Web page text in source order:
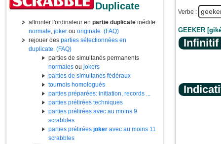
Duplicate
affronter l'ordinateur en partie duplicate inédite
normale, joker ou originale (FAQ)
rejouer des parties sélectionnées en
duplicate (FAQ)
parties de simultanés permanents
normales ou jokers
parties de simultanés fédéraux
tournois homologués
parties préparées: initiation, records ...
parties prétirées techniques
parties prétirées avec au moins 9
scrabbles
parties prétirées joker avec au moins 11
scrabbles
Verbe :
GEEKER
Infinitif